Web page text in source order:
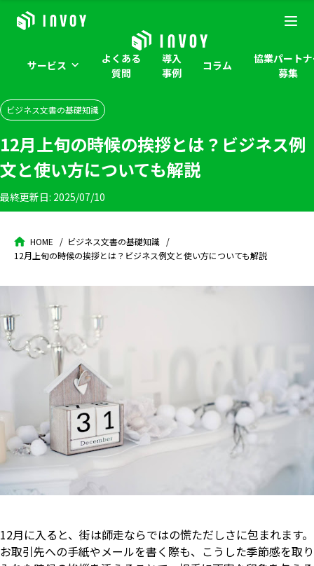
サービス
よくある
質問
導入
事例
コラム
協業パート
募集
ビジネス文書の基礎知識
12月上旬の時候の挨拶とは？ビジネス例
文と使い方についても解説
最終更新日: 2025/07/10
HOME
ビジネス文書の基礎知識
12月上旬の時候の挨拶とは？ビジネス例文と使い方についても解説
12月に入ると、街は師走ならではの慌ただしさに包まれます。
お取引先への手紙やメールを書く際も、こうした季節感を取り